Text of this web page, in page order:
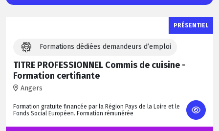
PRÉSENTIEL
Formations dédiées demandeurs d’emploi
TITRE PROFESSIONNEL Commis de cuisine -
Formation certifiante
Angers
Formation gratuite financée par la Région Pays de la Loire et le
Fonds Social Européen. Formation rémunérée